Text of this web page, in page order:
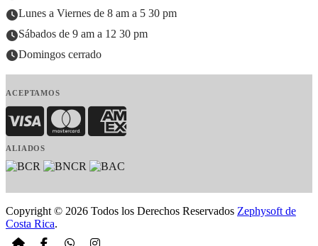
Lunes a Viernes de 8 am a 5 30 pm
Sábados de 9 am a 12 30 pm
Domingos cerrado
ACEPTAMOS
Visa MasterCardAmerican Express
ALIADOS
Copyright © 2026 Todos los Derechos Reservados Zephysoft de
Costa Rica.